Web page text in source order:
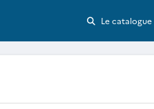
Le catalogue